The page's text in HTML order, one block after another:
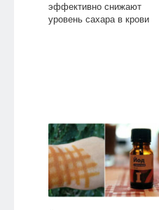
эффективно снижают
уровень сахара в крови